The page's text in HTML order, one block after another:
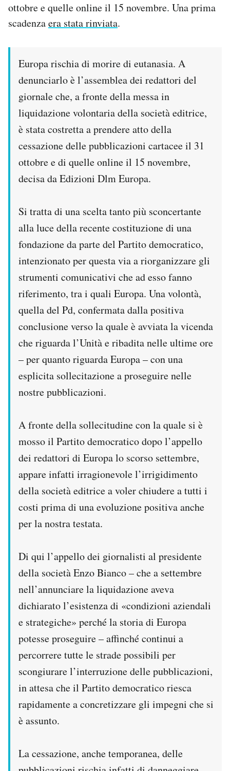
CALENDARIO
Area Personale
Newsletter
Regala il Post
Hai bisogno di aiuto?
Esci
ottobre e quelle online il 15 novembre. Una prima
scadenzaera stata rinviata.
Europa rischia di morire di eutanasia. A
denunciarlo è l’assemblea dei redattori del
giornale che, a fronte della messa in
liquidazione volontaria della società editrice,
è stata costretta a prendere atto della
cessazione delle pubblicazioni cartacee il 31
ottobre e di quelle online il 15 novembre,
decisa da Edizioni Dlm Europa.
Si tratta di una scelta tanto più sconcertante
alla luce della recente costituzione di una
fondazione da parte del Partito democratico,
intenzionato per questa via a riorganizzare gli
strumenti comunicativi che ad esso fanno
riferimento, tra i quali Europa. Una volontà,
quella del Pd, confermata dalla positiva
conclusione verso la quale è avviata la vicenda
che riguarda l’Unità e ribadita nelle ultime ore
– per quanto riguarda Europa – con una
esplicita sollecitazione a proseguire nelle
nostre pubblicazioni.
A fronte della sollecitudine con la quale si è
mosso il Partito democratico dopo l’appello
dei redattori di Europa lo scorso settembre,
appare infatti irragionevole l’irrigidimento
della società editrice a voler chiudere a tutti i
costi prima di una evoluzione positiva anche
per la nostra testata.
Di qui l’appello dei giornalisti al presidente
della società Enzo Bianco – che a settembre
nell’annunciare la liquidazione aveva
dichiarato l’esistenza di «condizioni aziendali
e strategiche» perché la storia di Europa
potesse proseguire – affinché continui a
percorrere tutte le strade possibili per
scongiurare l’interruzione delle pubblicazioni,
in attesa che il Partito democratico riesca
rapidamente a concretizzare gli impegni che si
è assunto.
La cessazione, anche temporanea, delle